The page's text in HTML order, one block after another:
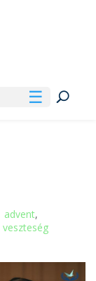
advent,
veszteség